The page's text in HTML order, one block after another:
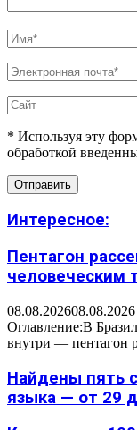
* Используя эту
обработкой
Интересное:
Пентагон
человеческим
08.08.202608.08.2026
Оглавление:В
внутри — пентагон
Найдены пять
языка — от 29